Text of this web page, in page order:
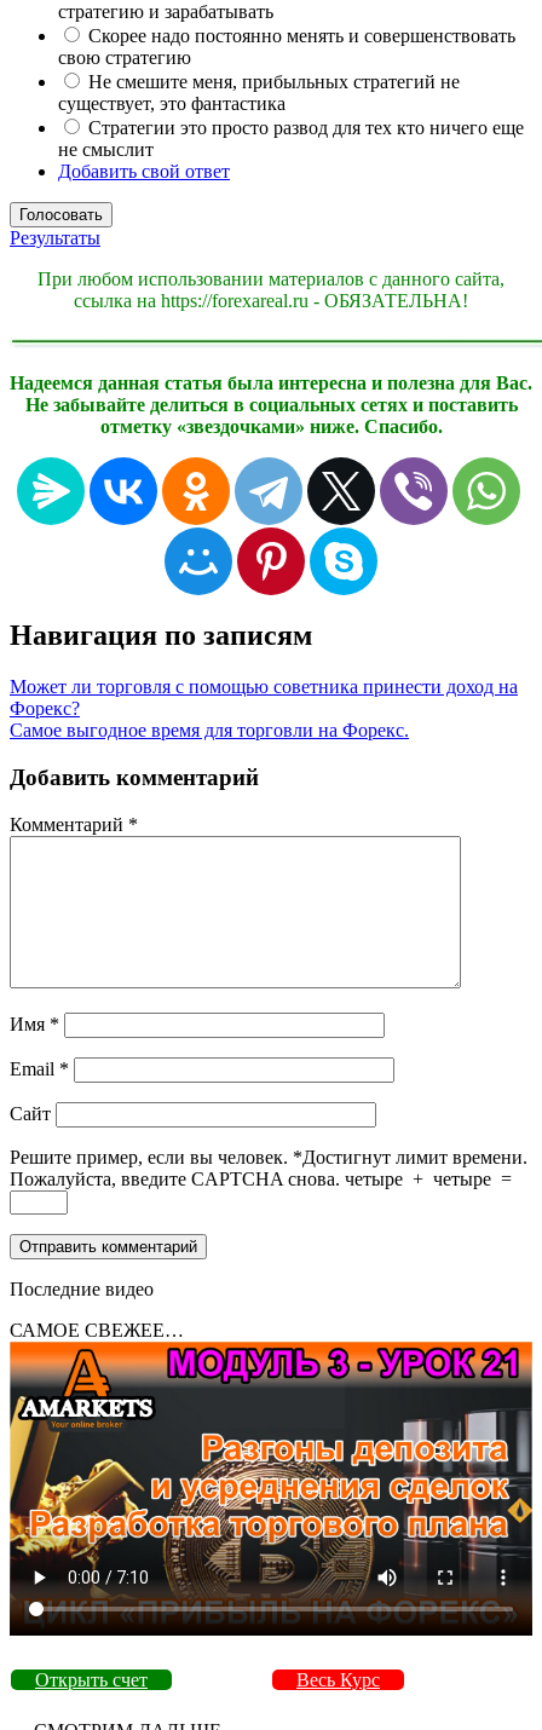
стратегию и зарабатывать
Скорее надо постоянно менять и совершенствовать
свою стратегию
Не смешите меня, прибыльных стратегий не
существует, это фантастика
Стратегии это просто развод для тех кто ничего еще
не смыслит
Добавить свой ответ
Результаты
При любом использовании материалов с данного сайта,
ссылка на https://forexareal.ru - ОБЯЗАТЕЛЬНА!
Надеемся данная статья была интересна и полезна для Вас.
Не забывайте делиться в социальных сетях и поставить
отметку «звездочками» ниже. Спасибо.
Навигация по записям
Может ли торговля с помощью советника принести доход на
Форекс?
Самое выгодное время для торговли на Форекс.
Добавить комментарий
Комментарий *
Имя *
Email *
Сайт
Решите пример, если вы человек. *Достигнут лимит времени.
Пожалуйста, введите CAPTCHA снова. четыре + четыре =
Последние видео
САМОЕ СВЕЖЕЕ…
Открыть счет Весь Курс